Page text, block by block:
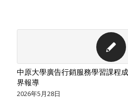
中原大學廣告行銷服務學習課程
界報導
2026年5月28日